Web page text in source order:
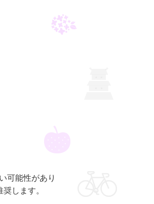
可能性があり
します。